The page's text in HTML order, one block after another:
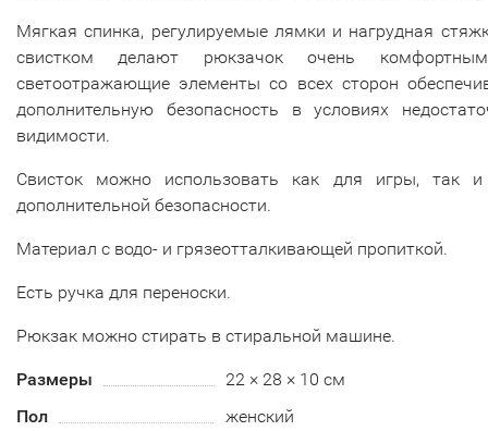
Мягкая спинка, регулируемые лямки и нагрудная
свистком делают рюкзачок очень
светоотражающие элементы со всех сторон
дополнительную безопасность в условиях
видимости.
Свисток можно использовать как для игры, так
дополнительной безопасности.
Материал с водо- и грязеотталкивающей пропиткой.
Есть ручка для переноски.
Рюкзак можно стирать в стиральной машине.
Размеры
22 × 28 × 10 см
Пол
женский